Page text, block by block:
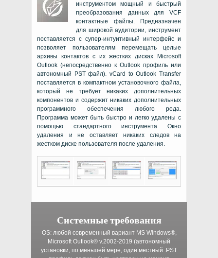
инструментом мощный и быстрый
преобразования данных для VCF
контактные файлы. Предназначен
для широкой аудитории, инструмент
поставляется с супер-интуитивный интерфейс и
позволяет пользователям перемещать целые
архивы контактов с их жестких дисках
Microsoft
Outlook (непосредственно к Outlook профиль или
автономный
PSTфайл).vCard to Outlook Transfer
поставляется в компактном установочного файла,
который не требует никаких дополнительных
компонентов и содержит никаких дополнительных
программного обеспечения любого рода.
Программа может быть быстро и легко удалены с
помощью стандартного инструмента Окно
удаления и не оставляет никаких следов на
жестком диске пользователя после удаления.
Системные требования
OS:любой современный вариант MS Windows®,
Microsoft Outlook® v.2002-2019 (автономный
установки, по меньшей мере, один местный .PST